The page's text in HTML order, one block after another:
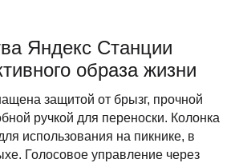
Яндекс Станции
образа жизни
защитой от брызг, прочной
ручкой для переноски. Колонка
использования на пикнике, в
Голосовое управление через